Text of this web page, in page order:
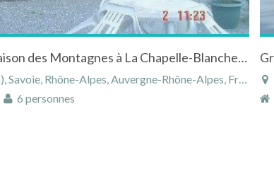
Location studios dans la Maison des Montagnes à La Chapelle-Blanche en Savoie à la campagne
Rhône-Alpes, Auvergne-Rhône-Alpes, France
6 personnes